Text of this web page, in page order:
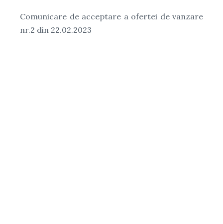
Comunicare de acceptare a ofertei de vanzare
nr.2 din 22.02.2023